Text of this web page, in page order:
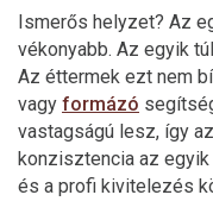
Ismerős helyzet? Az
vékonyabb. Az egyik
Az éttermek ezt nem
vagy formázó
vastagságú lesz, így
konzisztencia az
és a profi kivitelezés